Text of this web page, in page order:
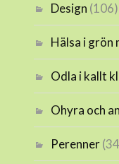
Design (106)
Hälsa i grön
Odla i kallt
Ohyra och
Perenner